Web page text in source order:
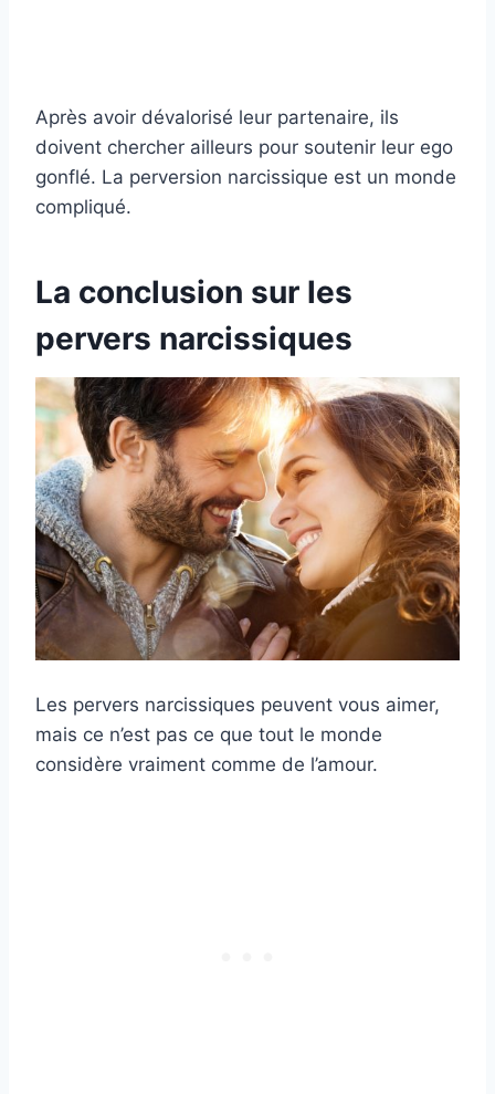
Après avoir dévalorisé leur partenaire, ils
doivent chercher ailleurs pour soutenir leur ego
gonflé. La perversion narcissique est un monde
compliqué.
La conclusion sur les
pervers narcissiques
Les pervers narcissiques peuvent vous aimer,
mais ce n’est pas ce que tout le monde
considère vraiment comme de l’amour.